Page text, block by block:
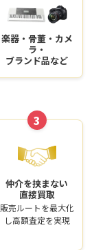
楽器・骨董・カメ
ラ・
ブランド品など
3
仲介を挟まない
直接買取
販売ルートを最大化
し高額査定を実現